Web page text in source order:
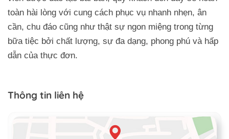
toàn hài lòng với cung cách phục vụ nhanh nhẹn, ân
cần, chu đáo cũng như thật sự ngon miệng trong từng
bữa tiệc bởi chất lượng, sự đa dạng, phong phú và hấp
dẫn của thực đơn.
Thông tin liên hệ